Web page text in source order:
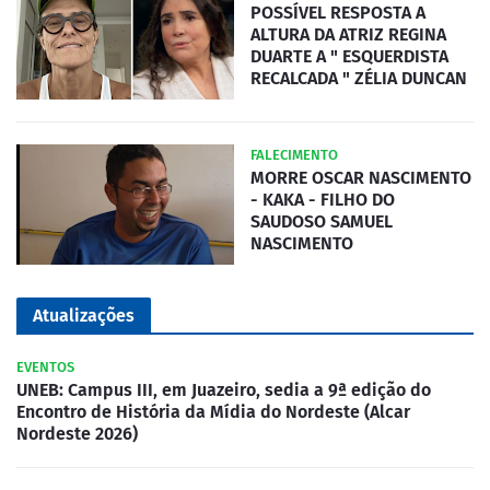
POSSÍVEL RESPOSTA A
ALTURA DA ATRIZ REGINA
DUARTE A " ESQUERDISTA
RECALCADA " ZÉLIA DUNCAN
FALECIMENTO
MORRE OSCAR NASCIMENTO
- KAKA - FILHO DO
SAUDOSO SAMUEL
NASCIMENTO
Atualizações
EVENTOS
UNEB: Campus III, em Juazeiro, sedia a 9ª edição do
Encontro de História da Mídia do Nordeste (Alcar
Nordeste 2026)